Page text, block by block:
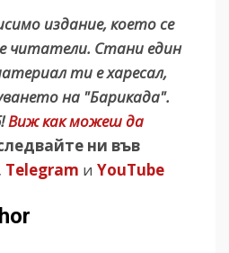
издание, което се
читатели. Стани един
ти е харесал,
на "Барикада".
Виж как можеш да
ни във
Telegram и YouTube